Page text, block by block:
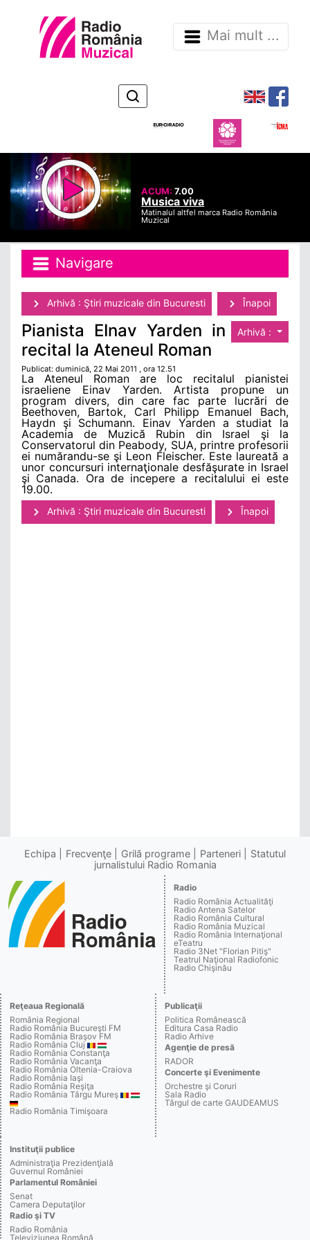
Mai mult ...
ACUM:7.00
Musica viva
Matinalul altfel marca Radio România
Muzical
Navigare
Arhivă : Ştiri muzicale din Bucuresti Înapoi
Arhivă :
Pianista EInav Yarden in
recital la Ateneul Roman
Publicat: duminică, 22 Mai 2011 , ora 12.51
La Ateneul Roman are loc recitalul pianistei
israeliene Einav Yarden. Artista propune un
program divers, din care fac parte lucrări de
Beethoven, Bartok, Carl Philipp Emanuel Bach,
Haydn şi Schumann. Einav Yarden a studiat la
Academia de Muzică Rubin din Israel şi la
Conservatorul din Peabody, SUA, printre profesorii
ei numărandu-se şi Leon Fleischer. Este laureată a
unor concursuri internaţionale desfăşurate in Israel
şi Canada. Ora de incepere a recitalului ei este
19.00.
Arhivă : Ştiri muzicale din Bucuresti Înapoi
Echipa Frecvenţe Grilă programe Parteneri
Statutul
jurnalistului Radio Romania
Radio
Radio România Actualităţi
Radio Antena Satelor
Radio România Cultural
Radio România Muzical
Radio România Internaţional
eTeatru
Radio 3Net "Florian Pitiş"
Teatrul Naţional Radiofonic
Radio Chişinău
Reţeaua Regională
România Regional
Radio România Bucureşti FM
Radio România Braşov FM
Radio România Cluj
Radio România Constanţa
Radio România Vacanţa
Radio România Oltenia-Craiova
Radio România Iaşi
Radio România Reşiţa
Radio România Târgu Mureş
Radio România Timişoara
Publicaţii
Politica Românească
Editura Casa Radio
Radio Arhive
Agenţie de presă
RADOR
Concerte şi Evenimente
Orchestre şi Coruri
Sala Radio
Târgul de carte GAUDEAMUS
Instituţii publice
Administraţia Prezidenţială
Guvernul României
Parlamentul României
Senat
Camera Deputaţilor
Radio şi TV
Radio România
Televiziunea Română